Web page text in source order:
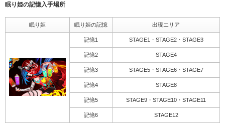
眠り姫の記憶入手場所
眠り姫 眠り姫の記憶 出現エリア
記憶1 STAGE1・STAGE2・STAGE3
記憶2 STAGE4
記憶3 STAGE5・STAGE6・STAGE7
記憶4 STAGE8
記憶5 STAGE9・STAGE10・STAGE11
記憶6 STAGE12